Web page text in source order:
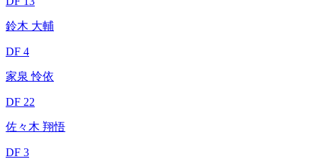
鈴木 大輔
DF 4
家泉 怜依
DF 22
佐々木 翔悟
DF 3